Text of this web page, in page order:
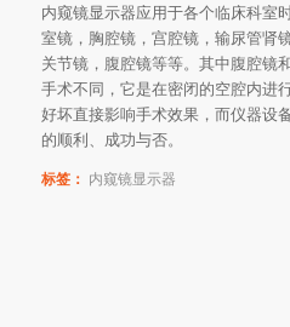
内窥镜显示器应用于各个临床科室
室镜，胸腔镜，宫腔镜，输尿管肾
关节镜，腹腔镜等等。其中腹腔镜
手术不同，它是在密闭的空腔内进
好坏直接影响手术效果，而仪器设
的顺利、成功与否。
标签： 内窥镜显示器